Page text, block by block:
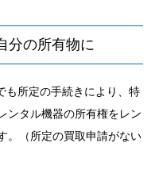
分の所有物に
も所定の手続きにより、特
ンタル機器の所有権をレン
。（所定の買取申請がない